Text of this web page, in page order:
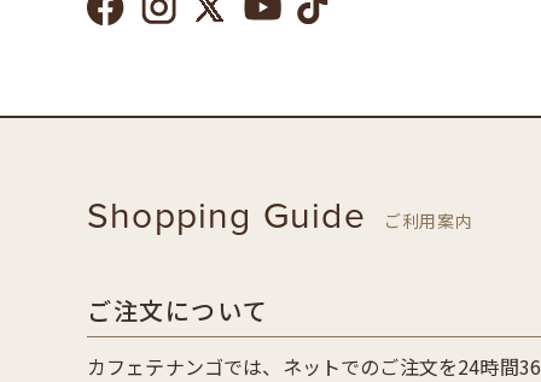
Shopping Guide ご利用案内
ご注文について
カフェテナンゴでは、ネットでのご注文を24時間36